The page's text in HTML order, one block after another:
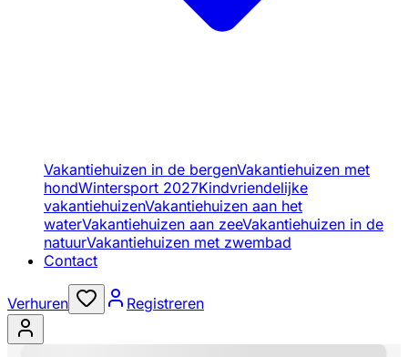
Vakantiehuizen in de bergenVakantiehuizen met
hondWintersport 2027Kindvriendelijke
vakantiehuizenVakantiehuizen aan het
waterVakantiehuizen aan zeeVakantiehuizen in de
natuurVakantiehuizen met zwembad
Contact
Verhuren Registreren